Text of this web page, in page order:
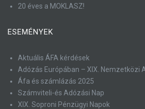
20 éves a MOKLASZ!
ESEMÉNYEK
Aktuális ÁFA kérdések
Adózás Európában – XIX. Nemzetközi
Áfa és számlázás 2025
Számviteli-és Adózási Nap
XIX. Soproni Pénzügyi Napok